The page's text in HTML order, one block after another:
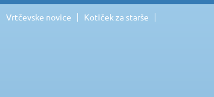
Vrtčevske novice Kotiček za starše